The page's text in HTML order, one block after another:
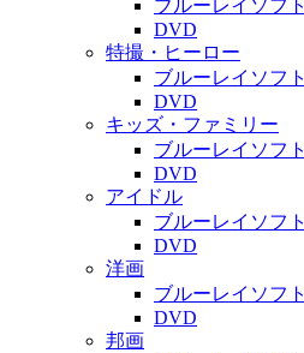
ブルーレイソフト
DVD
特撮・ヒーロー
ブルーレイソフト
DVD
キッズ・ファミリー
ブルーレイソフト
DVD
アイドル
ブルーレイソフト
DVD
洋画
ブルーレイソフト
DVD
邦画